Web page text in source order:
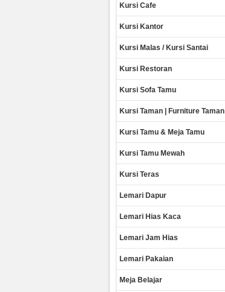
Kursi Cafe
Kursi Kantor
Kursi Malas / Kursi Santai
Kursi Restoran
Kursi Sofa Tamu
Kursi Taman | Furniture Taman
Kursi Tamu & Meja Tamu
Kursi Tamu Mewah
Kursi Teras
Lemari Dapur
Lemari Hias Kaca
Lemari Jam Hias
Lemari Pakaian
Meja Belajar